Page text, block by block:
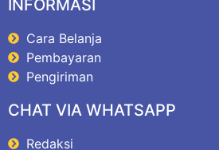
INFORMASI
Cara Belanja
Pembayaran
Pengiriman
CHAT VIA WHATSAPP
Redaksi